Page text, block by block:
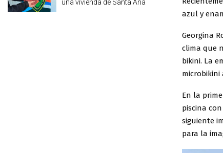
azul y
Georgina
clima que
bikini. La
En la
piscina
siguiente
para la
una vivienda de Santa Ana